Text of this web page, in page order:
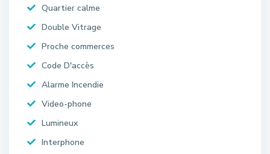
Quartier calme
Double Vitrage
Proche commerces
Code D'accès
Alarme Incendie
Video-phone
Lumineux
Interphone